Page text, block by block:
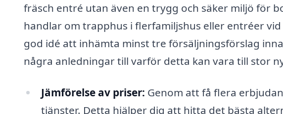
fräsch entré utan även en trygg och säker miljö för
handlar om trapphus i flerfamiljshus eller entréer
god idé att inhämta minst tre försäljningsförslag
några anledningar till varför detta kan vara till stor
Jämförelse av priser: Genom att få flera
tjänster. Detta hjälper dig att hitta det bästa